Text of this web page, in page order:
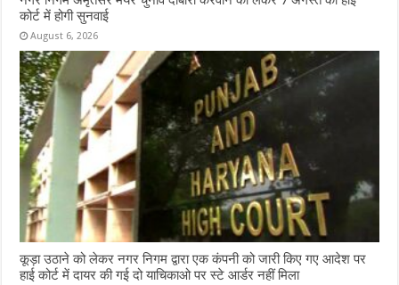
कोर्ट में होगी सुनवाई
August 6, 2026
कूड़ा उठाने को लेकर नगर निगम द्वारा एक कंपनी को जारी किए गए आदेश पर
हाई कोर्ट में दायर की गई दो याचिकाओ पर स्टे आर्डर नहीं मिला